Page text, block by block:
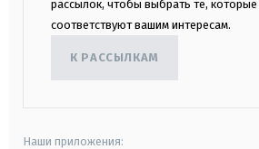
рассылок, чтобы выбрать те, которые
соответствуют вашим интересам.
К РАССЫЛКАМ
Наши приложения: